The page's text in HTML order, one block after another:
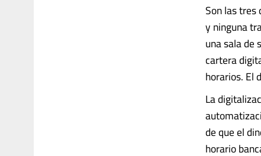
Son las tres
y ninguna
una sala de
cartera
horarios. El
La
de que el
horario